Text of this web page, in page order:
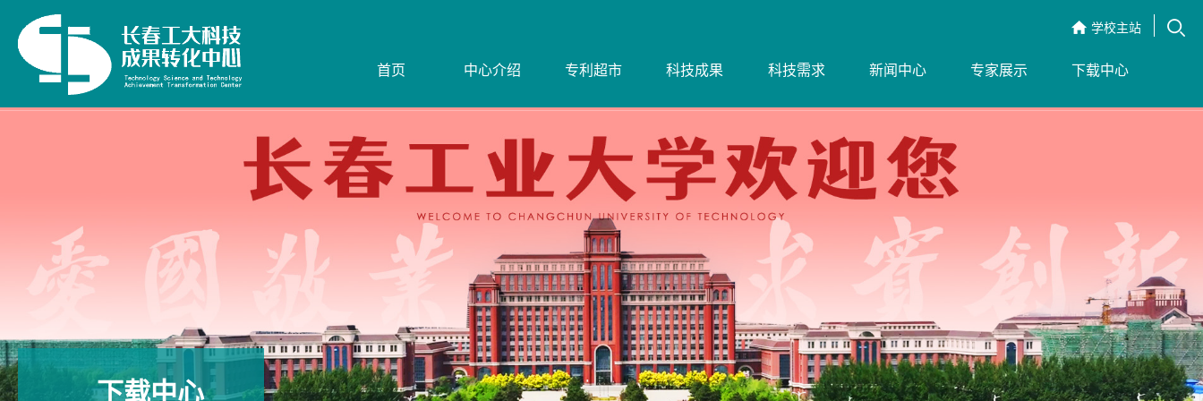
学校主站
首页 中心介绍 专利超市 科技成果 科技需求 新闻中心 专家展示 下载中心
学校主站
首页 中心介绍 专利超市 科技成果 科技需求 新闻中心 专家展示 下载中心
下载中心